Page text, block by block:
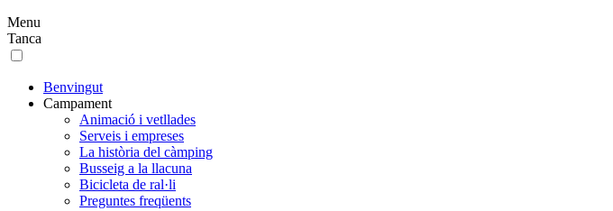
Menu
Tanca
Benvingut
Campament
Animació i vetllades
Serveis i empreses
La història del càmping
Busseig a la llacuna
Bicicleta de ral·li
Preguntes freqüents